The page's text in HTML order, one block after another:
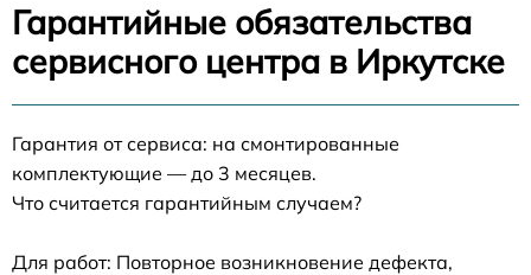
Гарантийные обязательства
сервисного центра в Иркутске
Гарантия от сервиса: на смонтированные
комплектующие — до 3 месяцев.
Что считается гарантийным случаем?
Для работ: Повторное возникновение дефекта,